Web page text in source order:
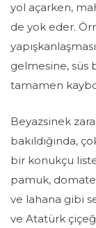
yol açarken,
de yok eder.
gelmesine, süs
tamamen
Beyazsinek
bakıldığında,
bir konukçu
pamuk,
ve lahana gibi
ve Atatürk